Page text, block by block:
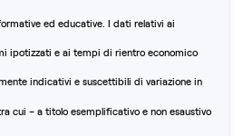
ed educative. I dati relativi ai
ipotizzati e ai tempi di rientro economico
indicativi e suscettibili di variazione in
cui – a titolo esemplificativo e non esaustivo